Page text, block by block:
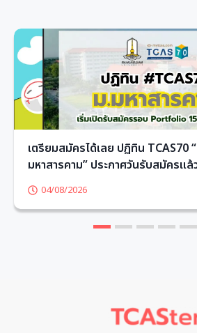
เตรียมสมัครได้เลย ปฏิทิน TCAS70
มหาสารคาม” ประกาศวันรับสมัครแ
04/08/2026
3 4 5 6